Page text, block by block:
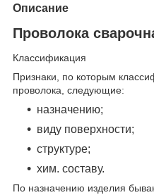
Описание
Проволока
Классификация
Признаки, по которым
проволока, следующие:
назначению;
виду поверхности;
структуре;
хим. составу.
По назначению изделия